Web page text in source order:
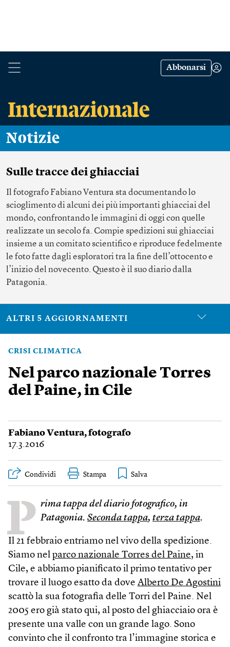
Abbonarsi
Notizie
Sulle tracce dei ghiacciai
Il fotografo Fabiano Ventura sta documentando lo
scioglimento di alcuni dei più importanti ghiacciai del
mondo, confrontando le immagini di oggi con quelle
realizzate un secolo fa. Compie spedizioni sui ghiacciai
insieme a un comitato scientifico e riproduce fedelmente
le foto fatte dagli esploratori tra la fine dell’ottocento e
l’inizio del novecento. Questo è il suo diario dalla
Patagonia.
ALTRI 5 AGGIORNAMENTI
CRISI CLIMATICA
Nel parco nazionale Torres
del Paine, in Cile
Fabiano Ventura, fotografo
17.3.2016
Condividi Stampa
P rima tappa del diario fotografico, in
Patagonia. Seconda tappa, terza tappa.
Il 21 febbraio entriamo nel vivo della spedizione.
Siamo nel parco nazionale Torres del Paine, in
Cile, e abbiamo pianificato il primo tentativo per
trovare il luogo esatto da dove Alberto De Agostini
scattò la sua fotografia delle Torri del Paine. Nel
2005 ero già stato qui, al posto del ghiacciaio ora è
presente una valle con un grande lago. Sono
convinto che il confronto tra l’immagine storica e